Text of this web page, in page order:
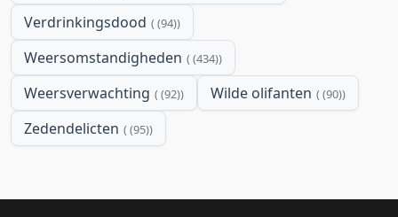
Verdrinkingsdood (94)
Weersomstandigheden (434)
Weersverwachting (92) Wilde olifanten (90)
Zedendelicten (95)